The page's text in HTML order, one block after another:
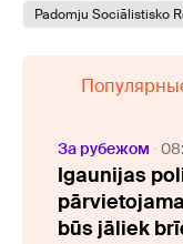
Padomju Sociālistisko
За рубежом
Igaunijas
būs jāliek